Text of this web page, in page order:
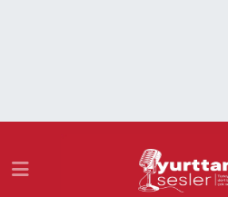
Namaz Vakitleri